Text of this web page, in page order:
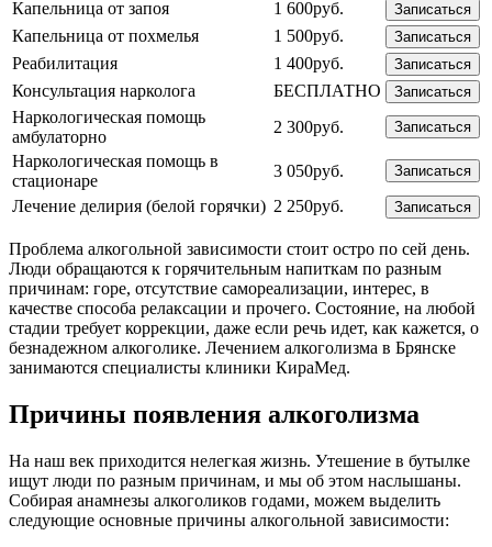
Капельница от запоя 1 600руб. Записаться
Капельница от похмелья 1 500руб. Записаться
Реабилитация 1 400руб. Записаться
Консультация нарколога БЕСПЛАТНО Записаться
Наркологическая помощь
амбулаторно
2 300руб. Записаться
Наркологическая помощь в
стационаре
3 050руб. Записаться
Лечение делирия (белой горячки) 2 250руб. Записаться
Проблема алкогольной зависимости стоит остро по сей день.
Люди обращаются к горячительным напиткам по разным
причинам: горе, отсутствие самореализации, интерес, в
качестве способа релаксации и прочего. Состояние, на любой
стадии требует коррекции, даже если речь идет, как кажется, о
безнадежном алкоголике. Лечением алкоголизма в Брянске
занимаются специалисты клиники КираМед.
Причины появления алкоголизма
На наш век приходится нелегкая жизнь. Утешение в бутылке
ищут люди по разным причинам, и мы об этом наслышаны.
Собирая анамнезы алкоголиков годами, можем выделить
следующие основные причины алкогольной зависимости: